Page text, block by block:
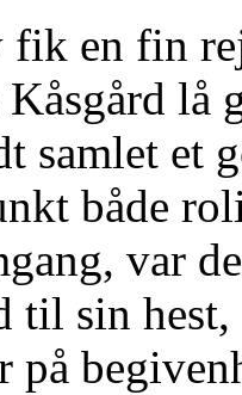
en fin
Kåsgård
samlet et
både
var
sin hest,